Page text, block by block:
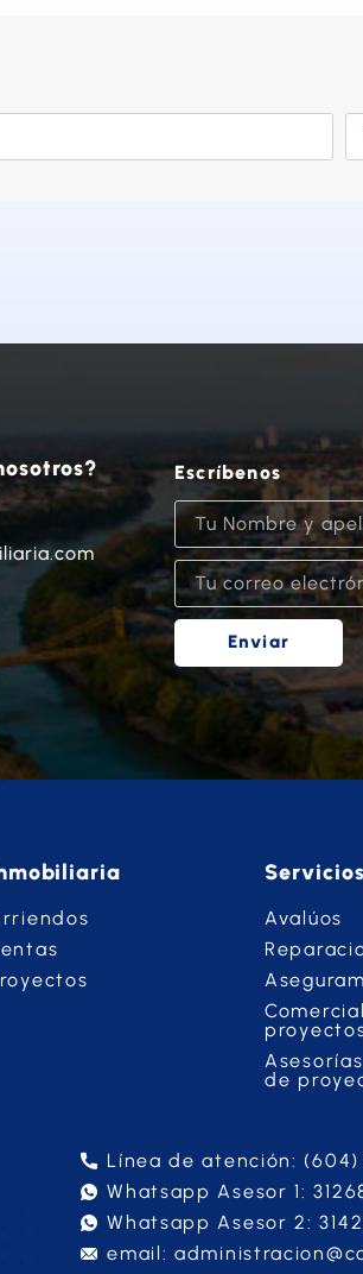
Escríbenos
Enviar
Servicios
Avalúos
de
Línea de atención: (604)
Whatsapp Asesor 1:
Whatsapp Asesor 2:
email: